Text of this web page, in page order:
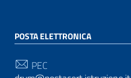
POSTA ELETTRONICA
PEC